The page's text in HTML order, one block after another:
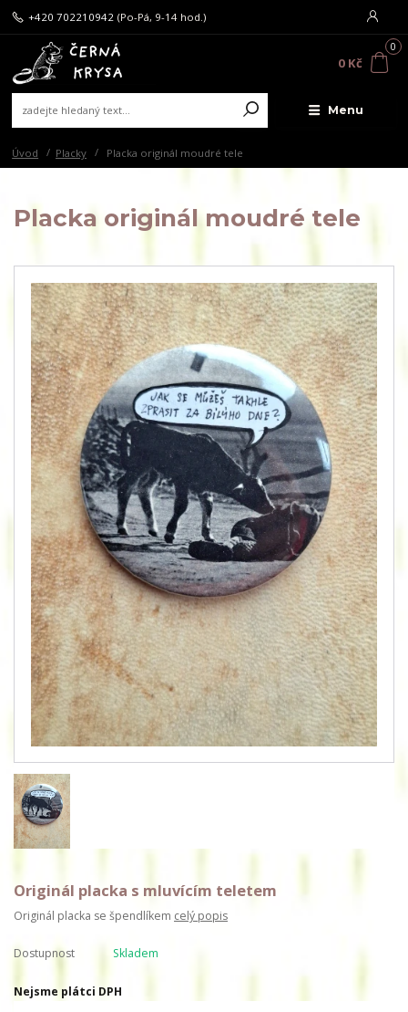
Menu
+420 702210942 (Po-Pá, 9-14 hod.)
0
0 Kč
Úvod Placky Placka originál moudré tele
Placka originál moudré tele
Originál placka s mluvícím teletem
Originál placka se špendlíkem celý popis
Dostupnost Skladem
Nejsme plátci DPH